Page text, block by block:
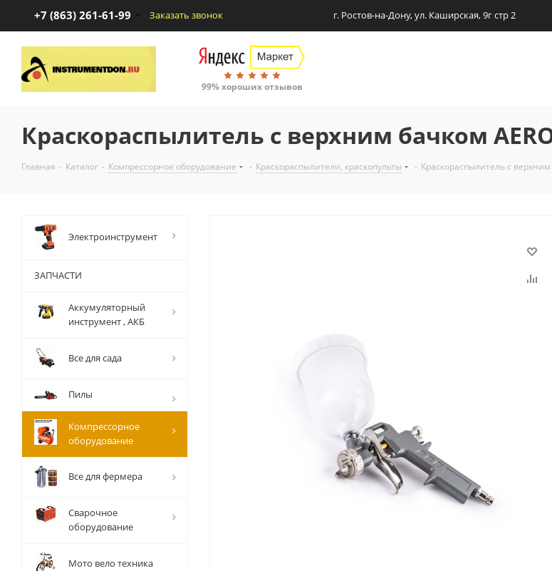
+7 (863) 261-61-99 Заказать звонок г. Ростов-на-Дону, ул. Каширская, 9г стр 2
99% хороших отзывов
Краскораспылитель с верхним бачком AERO
Главная - Каталог - Компрессорное оборудование - Краскораспылители, краскопульты - Краскораспылитель с верхним
Электроинструмент
ЗАПЧАСТИ
Аккумуляторный
инструмент , АКБ
Все для сада
Пилы
Компрессорное
оборудование
Все для фермера
Сварочное
оборудование
Мото вело техника